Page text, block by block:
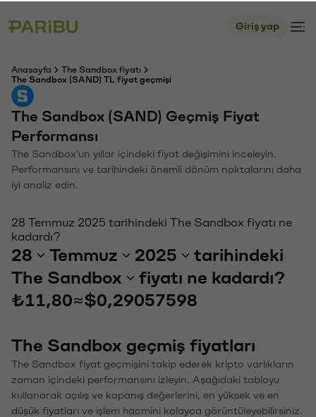
Giriş yap
Anasayfa
The Sandbox fiyatı
The Sandbox (SAND) TL fiyat geçmişi
The Sandbox (SAND) Geçmiş Fiyat
Performansı
The Sandbox'un yıllar içindeki fiyat değişimini inceleyin.
Performansını ve tarihindeki önemli dönüm noktalarını daha
iyi analiz edin.
28 Temmuz 2025 tarihindeki The Sandbox fiyatı ne
kadardı?
28 Temmuz 2025
tarihindeki
The Sandbox
fiyatı ne kadardı?
₺11,80≈$0,29057598
The Sandbox geçmiş fiyatları
The Sandbox fiyat geçmişini takip ederek kripto varlıkların
zaman içindeki performansını izleyin. Aşağıdaki tabloyu
kullanarak açılış ve kapanış değerlerini, en yüksek ve en
düşük fiyatları ve işlem hacmini kolayca görüntüleyebilirsiniz.